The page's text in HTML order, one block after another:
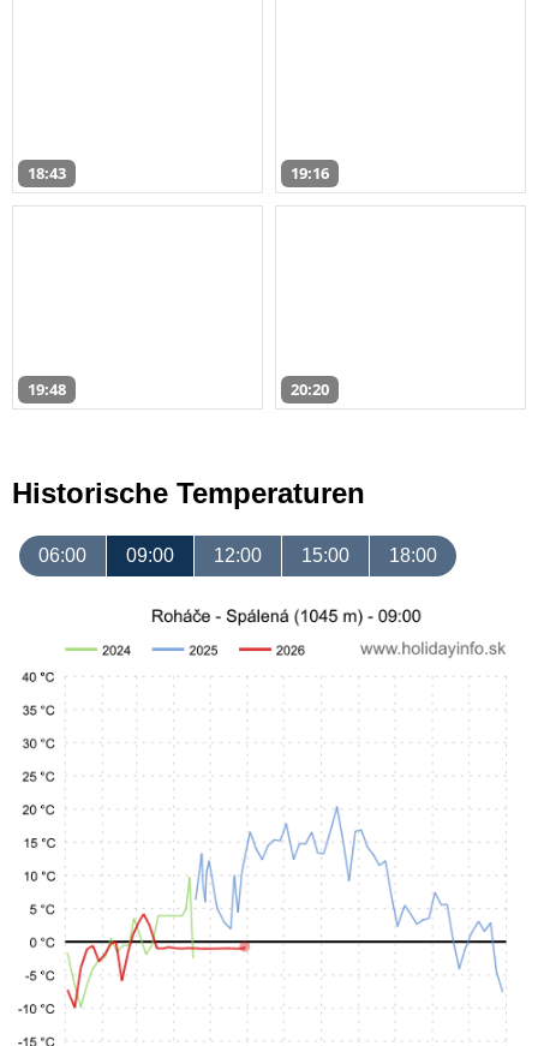
18:43 19:16
19:48 20:20
Historische Temperaturen
06:00 09:00 12:00 15:00 18:00